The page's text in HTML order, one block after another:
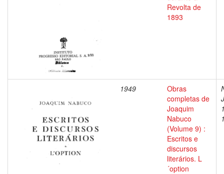
Revolta de
1893
1949
Obras
completas de
Joaquim
Nabuco
(Volume 9) :
Escritos e
discursos
literários. L
´option